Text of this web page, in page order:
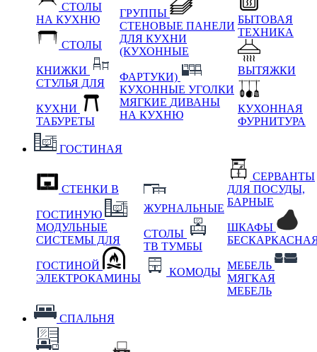
СТОЛЫ
НА КУХНЮ
СТОЛЫ
КНИЖКИ
СТУЛЬЯ ДЛЯ
КУХНИ
ТАБУРЕТЫ
ГРУППЫ
СТЕНОВЫЕ ПАНЕЛИ
ДЛЯ КУХНИ
(КУХОННЫЕ
ФАРТУКИ)
КУХОННЫЕ УГОЛКИ
МЯГКИЕ ДИВАНЫ
НА КУХНЮ
БЫТОВАЯ
ТЕХНИКА
ВЫТЯЖКИ
КУХОННАЯ
ФУРНИТУРА
ГОСТИНАЯ
СТЕНКИ В
ГОСТИНУЮ
МОДУЛЬНЫЕ
СИСТЕМЫ ДЛЯ
ГОСТИНОЙ
ЭЛЕКТРОКАМИНЫ
ЖУРНАЛЬНЫЕ
СТОЛЫ
ТВ ТУМБЫ
КОМОДЫ
СЕРВАНТЫ
ДЛЯ ПОСУДЫ,
БАРНЫЕ
ШКАФЫ
МЕБЕЛЬ
МЯГКАЯ
МЕБЕЛЬ
СПАЛЬНЯ